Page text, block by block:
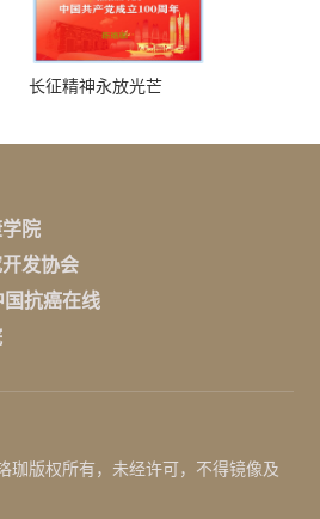
长征精神永放光芒
院
发协会
国抗癌在线
珈版权所有，未经许可，不得镜像及